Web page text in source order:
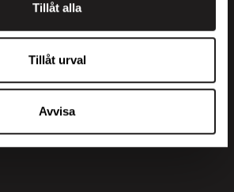
Tillåt alla
Tillåt urval
Avvisa
+358 200 70070